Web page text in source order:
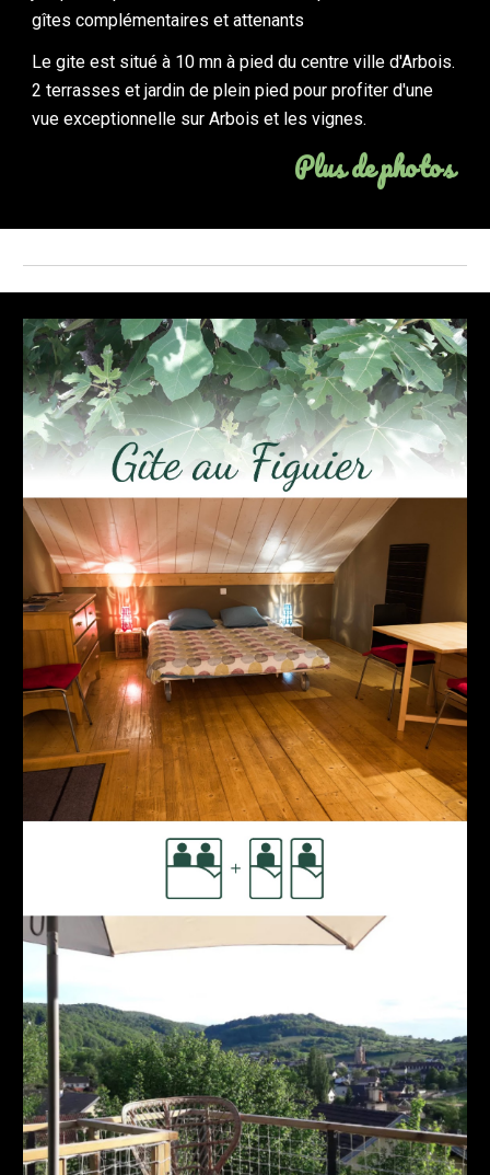
gîtes complémentaires et attenants
Le gite est situé à 10 mn à pied du centre ville d'Arbois.
2 terrasses et jardin de plein pied pour profiter d'une
vue exceptionnelle sur Arbois et les vignes.
Plus de photos